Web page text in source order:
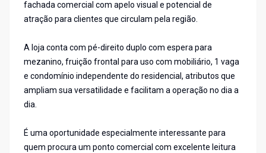
fachada comercial com apelo visual e potencial de
atração para clientes que circulam pela região.
A loja conta com pé-direito duplo com espera para
mezanino, fruição frontal para uso com mobiliário, 1 vaga
e condomínio independente do residencial, atributos que
ampliam sua versatilidade e facilitam a operação no dia a
dia.
É uma oportunidade especialmente interessante para
quem procura um ponto comercial com excelente leitura